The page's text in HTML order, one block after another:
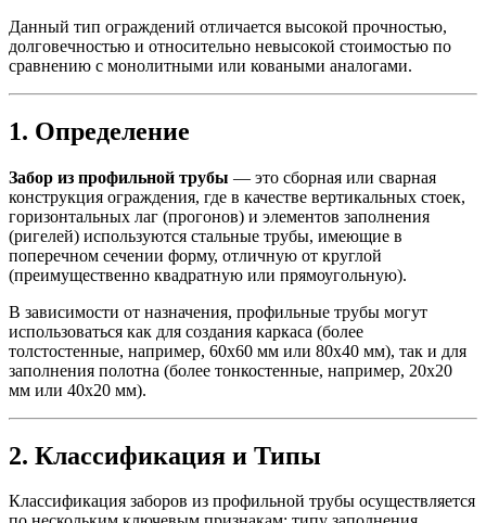
Данный тип ограждений отличается высокой прочностью,
долговечностью и относительно невысокой стоимостью по
сравнению с монолитными или коваными аналогами.
1. Определение
Забор из профильной трубы — это сборная или сварная
конструкция ограждения, где в качестве вертикальных стоек,
горизонтальных лаг (прогонов) и элементов заполнения
(ригелей) используются стальные трубы, имеющие в
поперечном сечении форму, отличную от круглой
(преимущественно квадратную или прямоугольную).
В зависимости от назначения, профильные трубы могут
использоваться как для создания каркаса (более
толстостенные, например, 60х60 мм или 80х40 мм), так и для
заполнения полотна (более тонкостенные, например, 20х20
мм или 40х20 мм).
2. Классификация и Типы
Классификация заборов из профильной трубы осуществляется